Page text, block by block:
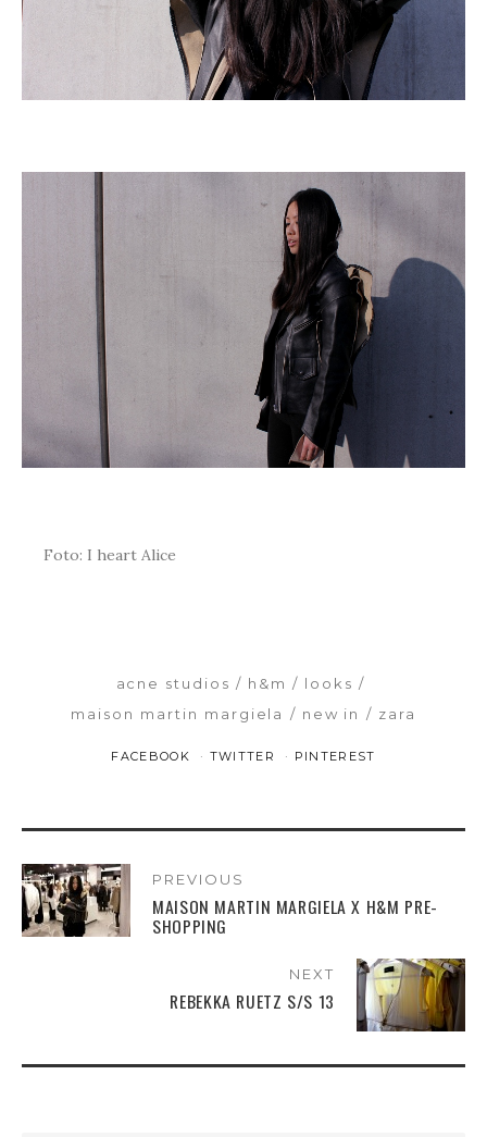
Foto: I heart Alice
acne studios h&m
looks
maison martin margiela
new in zara
FACEBOOK TWITTER PINTEREST
PREVIOUS
MAISON MARTIN MARGIELA X H&M PRE-
SHOPPING
NEXT
REBEKKA RUETZ S/S 13